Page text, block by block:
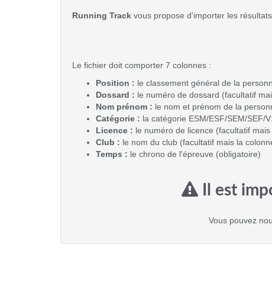
Running Track vous propose d'importer les
Le fichier doit comporter 7 colonnes :
Position : le classement général de la
Dossard : le numéro de dossard (facultatif
Nom prénom : le nom et prénom de la
Catégorie : la catégorie ESM/ESF/SEM/SEF/
Licence : le numéro de licence (facultatif
Club : le nom du club (facultatif mais la
Temps : le chrono de l'épreuve (obligatoire)
Il est
Vous pouvez